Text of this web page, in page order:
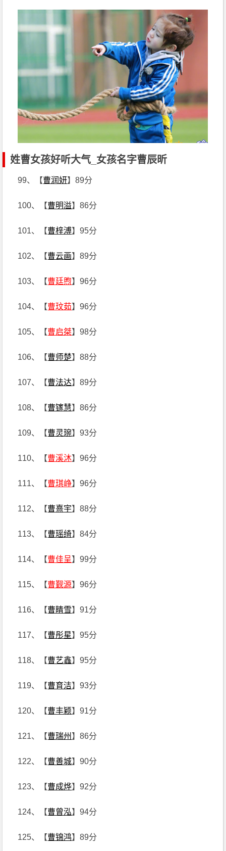
姓曹女孩好听大气_女孩名字曹辰昕
99、【曹润妍】89分
100、【曹明溢】86分
101、【曹梓溥】95分
102、【曹云画】89分
103、【曹廷煦】96分
104、【曹玟茹】96分
105、【曹启桀】98分
106、【曹师楚】88分
107、【曹法达】89分
108、【曹镓慧】86分
109、【曹灵琬】93分
110、【曹溪沐】96分
111、【曹琪峥】96分
112、【曹熹宇】88分
113、【曹瑶绮】84分
114、【曹佳呈】99分
115、【曹觐源】96分
116、【曹睛雪】91分
117、【曹彤星】95分
118、【曹艺鑫】95分
119、【曹育洁】93分
120、【曹丰颖】91分
121、【曹瑞州 】86分
122、【曹善城】90分
123、【曹成烨】92分
124、【曹曾泓】94分
125、【曹锦鸿】89分